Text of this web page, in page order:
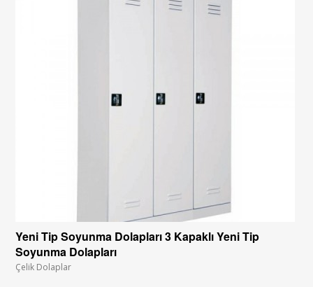
Yeni Tip Soyunma Dolapları 3 Kapaklı Yeni Tip
Soyunma Dolapları
Çelik Dolaplar